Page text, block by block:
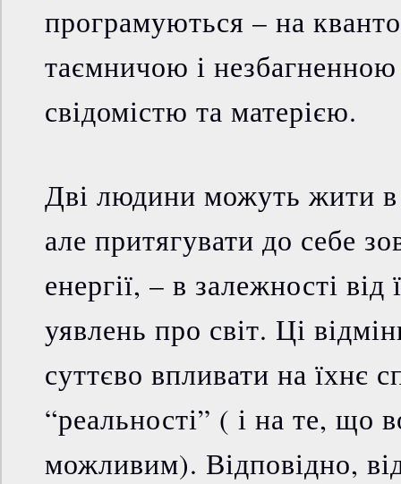
програмуються – на
таємничою і
свідомістю та матерією.
Дві людини можуть жити
але притягувати до себе
енергії, – в залежності від
уявлень про світ. Ці
суттєво впливати на їхнє
“реальності” ( і на те, що
можливим). Відповідно,